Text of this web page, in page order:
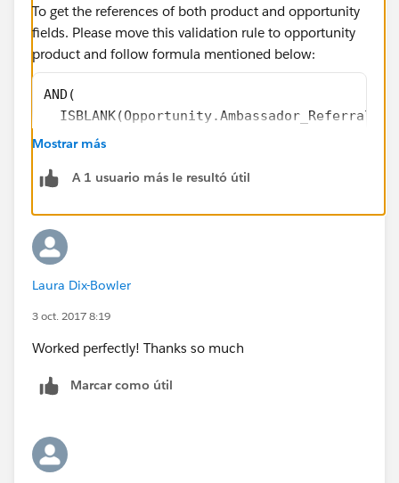
To get the references of both product and opportunity
fields. Please move this validation rule to opportunity
product and follow formula mentioned below:
AND(
  Product2.ProductCode='REFDISCOUNT'
Thanks & Regards
Gulshan Raj
LinkedIn (
a26b0640/)
Mostrar más
A 1 usuario más le resultó útil
Laura Dix-Bowler
3 oct. 2017 8:19
Worked perfectly! Thanks so much
Marcar como útil